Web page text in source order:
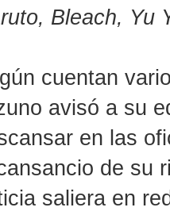
Bleach, Yu
cuentan
avisó a su
en las
de su
saliera en